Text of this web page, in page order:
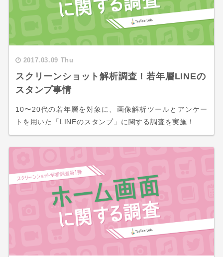
2017.03.09 Thu
スクリーンショット解析調査！若年層LINEの
スタンプ事情
10〜20代の若年層を対象に、画像解析ツールとアンケー
トを用いた「LINEのスタンプ」に関する調査を実施！